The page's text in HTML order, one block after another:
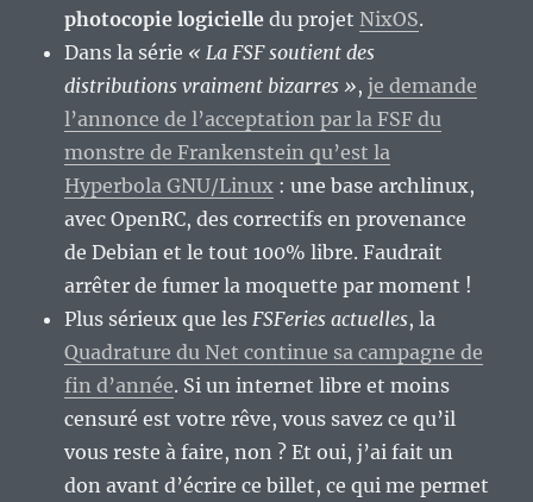
photocopie logicielle du projet NixOS.
Dans la série « La FSF soutient des
distributions vraiment bizarres »,je demande
l’annonce de l’acceptation par la FSF du
monstre de Frankenstein qu’est la
Hyperbola GNU/Linux : une base archlinux,
avec OpenRC, des correctifs en provenance
de Debian et le tout 100% libre. Faudrait
arrêter de fumer la moquette par moment !
Plus sérieux que lesFSFeries actuelles, la
Quadrature du Net continue sa campagne de
fin d’année. Si un internet libre et moins
censuré est votre rêve, vous savez ce qu’il
vous reste à faire, non ? Et oui, j’ai fait un
don avant d’écrire ce billet, ce qui me permet